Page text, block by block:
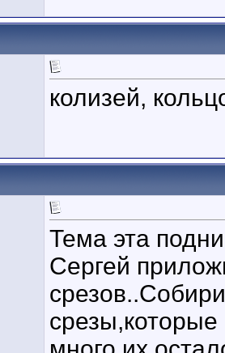
колизей,
Тема эта
Сергей
срезы,которые